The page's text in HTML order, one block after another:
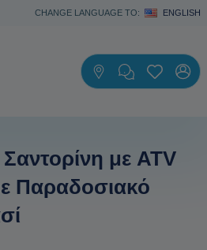
CHANGE LANGUAGE TO: ENGLISH
με ATV
Παραδοσιακό